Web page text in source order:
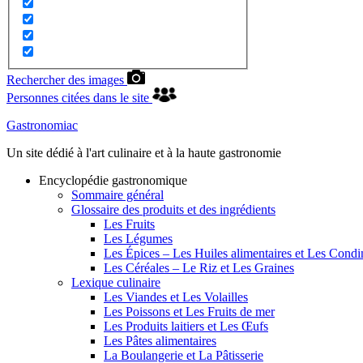
Rechercher des images
Personnes citées dans le site
Gastronomiac
Un site dédié à l'art culinaire et à la haute gastronomie
Encyclopédie gastronomique
Sommaire général
Glossaire des produits et des ingrédients
Les Fruits
Les Légumes
Les Épices – Les Huiles alimentaires et Les
Les Céréales – Le Riz et Les Graines
Lexique culinaire
Les Viandes et Les Volailles
Les Poissons et Les Fruits de mer
Les Produits laitiers et Les Œufs
Les Pâtes alimentaires
La Boulangerie et La Pâtisserie